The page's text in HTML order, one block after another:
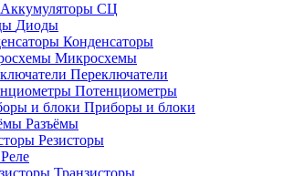
Аккумуляторы СЦ
Диоды
Конденсаторы
Микросхемы
Переключатели
Потенциометры
Приборы и блоки
Разъёмы
Резисторы
Реле
Транзисторы